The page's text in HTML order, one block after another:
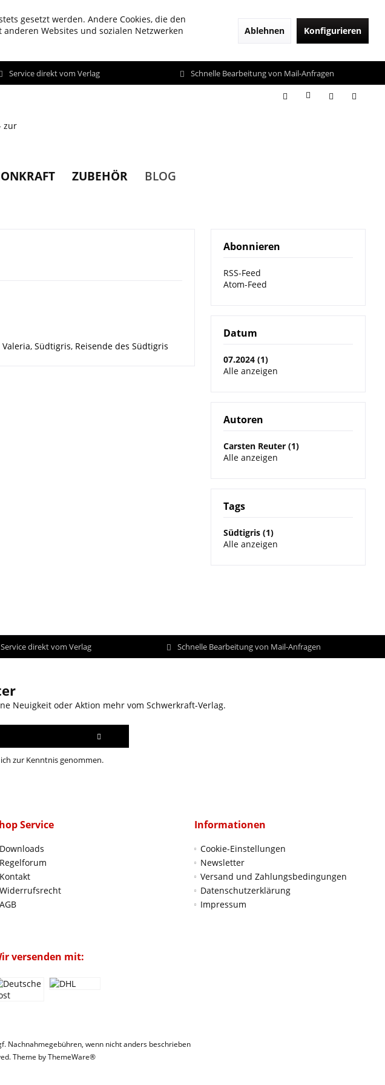
gesetzt werden. Andere Cookies, die den
Websites und sozialen Netzwerken
Ablehnen Konfigurieren
Service direkt vom Verlag Schnelle Bearbeitung von Mail-Anfragen
ZUBEHÖR BLOG
Abonnieren
RSS-Feed
Atom-Feed
Datum
07.2024 (1)
Alle anzeigen
Autoren
Carsten Reuter (1)
Alle anzeigen
Tags
Südtigris (1)
Alle anzeigen
Valeria, Südtigris, Reisende des Südtigris
Service direkt vom Verlag Schnelle Bearbeitung von Mail-Anfragen
Neuigkeit oder Aktion mehr vom Schwerkraft-Verlag.
zur Kenntnis genommen.
Service
Downloads
Regelforum
Kontakt
Widerrufsrecht
AGB
Informationen
Cookie-Einstellungen
Newsletter
Versand und Zahlungsbedingungen
Datenschutzerklärung
Impressum
versenden mit:
Nachnahmegebühren, wenn nicht anders beschrieben
Theme byThemeWare®